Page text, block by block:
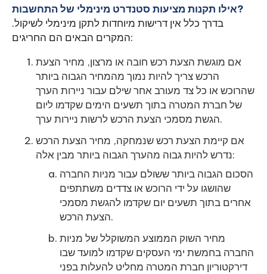
אילו תקנות מציעות סטנדרט מינימלי של התחשבות?
בדרך כלל אין דרישות מיוחדות לתקן מינימלי לשיקול.
המקרים הבאים הם החריגים:
אם מוגשת הצעת רכש חובה או מרצון, מחיר הצעת
הרכש צריך להיות נמוך מהמחיר הגבוה ביותר
שהרוכש או כל צד מעורב אחר שילם עבור ניירות הערך
של חברת המטרה בתוך תשעים הימים שקדמו ליום
הגשת מסמכי הצעת הרכש לרשות ניירות ערך.
אם קיימת הצעת רכש שנמחקה, מחיר הצעת הרכש
נדרש להיות גבוה מהערך הגבוה ביותר מבין אלה:
הסכום הגבוה ביותר ששולם עבור מניות החברה
שהושגו על ידי הרוכש או צדדים משתתפים
אחרים בתוך תשעים יום שקדמו להגשת מסמכי
הצעת הרכש.
מחיר השוק הממוצע המשוקלל של מניות
החברה בחמשת ימי העסקים שקדמו למועד שבו
דירקטוריון חברת המטרה מחליט להעלות בפני